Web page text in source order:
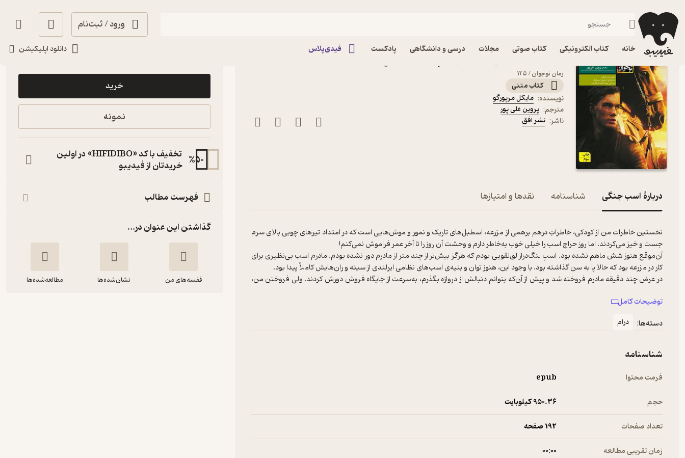
ورود / ثبت‌نام
خانه کتاب الکترونیکی کتاب صوتی مجلات درسی و دانشگاهی پادکست فیدی‌پلاس دانلود اپلیکیشن
فیدیبو کتاب الکترونیکی
رمان نوجوان / 125
کتاب متنی
نویسنده: مایکل مرپورگو
مترجم: پروین علی پور
ناشر: نشر افق
دربارۀ اسب جنگی شناسنامه نقدها و امتیازها
نخستین خاطرات من از کودکی، خاطراتِ درهم برهمی از مزرعه، اسطبل‌های تاریک و نمور و موش‌هایی است که در امتداد تیرهای چوبی بالای سرم
آن‌موقع هنوز شش ماهم نشده بود. اسبِ لنگ‌دراز لق‌لقویی بودم که هرگز بیش‌تر از چند متر از مادرم دور نشده بودم. مادرم اسب بی‌نظیری برای
در عرض چند دقیقه مادرم فروخته شد و پیش از آن‌که بتوانم دنبالش از دروازه بگذرم، به‌سرعت از جایگاه فروش دورش کردند. ولی فروختن من،
توضیحات کامل
دسته‌ها:
درام
شناسنامه
فرمت محتوا epub
حجم 950.۳۶ کیلوبایت
تعداد صفحات 192 صفحه
زمان تقریبی مطالعه ۰۰:۰۰
192,000
خرید
نمونه
%50
تخفیف با کد «HIFIDIBO» در اولین
خریدتان از فیدیبو
فهرست مطالب
گذاشتن این عنوان در...
قفسه‌های من نشان‌شده‌ها مطالعه‌شده‌ها